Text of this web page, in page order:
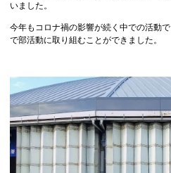
いました。
今年もコロナ禍の影響が続く中での活動
で部活動に取り組むことができました。